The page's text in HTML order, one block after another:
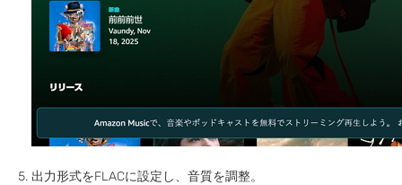
出力形式をFLACに設定し、音質を調整。